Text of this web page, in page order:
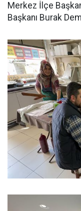
Merkez İlçe
Başkanı Burak